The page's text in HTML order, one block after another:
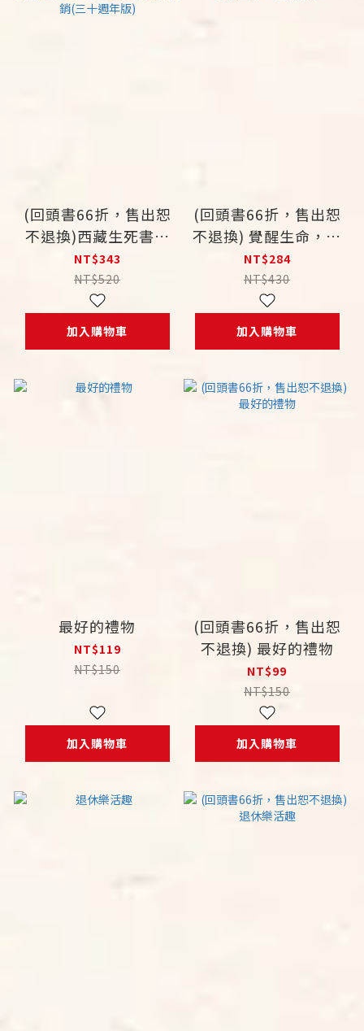
(回頭書66折，售出恕
不退換)西藏生死書：
心靈經典與全球暢銷
(三十週年版)
NT$343
NT$520
加入購物車
(回頭書66折，售出恕
不退換) 覺醒生命，躍
然紙上
NT$284
NT$430
加入購物車
最好的禮物
NT$119
NT$150
加入購物車
(回頭書66折，售出恕
不退換) 最好的禮物
NT$99
NT$150
加入購物車